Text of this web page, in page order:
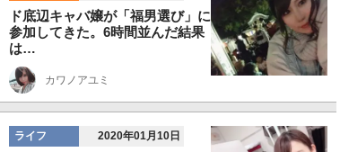
ド底辺キャバ嬢が「福男選び」に
参加してきた。6時間並んだ結果
は…
カワノアユミ
ライフ 2020年01月10日